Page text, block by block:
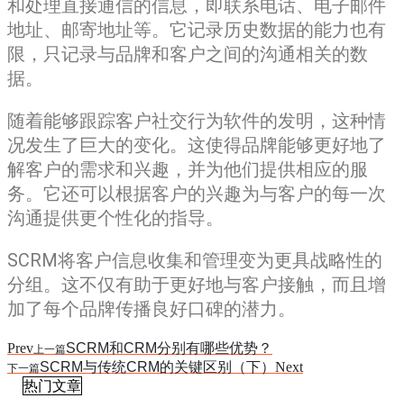
和处理直接通信的信息，即联系电话、电子邮件
地址、邮寄地址等。它记录历史数据的能力也有
限，只记录与品牌和客户之间的沟通相关的数
据。
随着能够跟踪客户社交行为软件的发明，这种情
况发生了巨大的变化。这使得品牌能够更好地了
解客户的需求和兴趣，并为他们提供相应的服
务。它还可以根据客户的兴趣为与客户的每一次
沟通提供更个性化的指导。
SCRM将客户信息收集和管理变为更具战略性的
分组。这不仅有助于更好地与客户接触，而且增
加了每个品牌传播良好口碑的潜力。
Prev上一篇SCRM和CRM分别有哪些优势？
下一篇SCRM与传统CRM的关键区别（下） Next
热门文章